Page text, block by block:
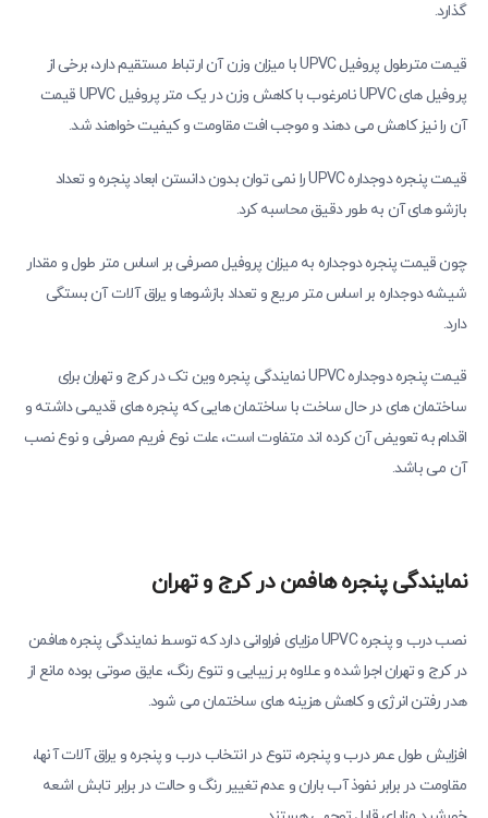
گذارد.
قیمت مترطول پروفیل UPVC با میزان وزن آن ارتباط مستقیم دارد، برخی از
پروفیل های UPVC نامرغوب با کاهش وزن در یک متر پروفیل UPVC قیمت
آن را نیز کاهش می دهند و موجب افت مقاومت و کیفیت خواهند شد.
قیمت پنجره دوجداره UPVC را نمی توان بدون دانستن ابعاد پنجره و تعداد
بازشو های آن به طور دقیق محاسبه کرد.
چون قیمت پنجره دوجداره به میزان پروفیل مصرفی بر اساس متر طول و مقدار
شیشه دوجداره بر اساس متر مریع و تعداد بازشوها و یراق آلات آن بستگی
دارد.
قیمت پنجره دوجداره UPVC نمایندگی پنجره وین تک در کرج و تهران برای
ساختمان های در حال ساخت با ساختمان هایی که پنجره های قدیمی داشته و
اقدام به تعویض آن کرده اند متفاوت است، علت نوع فریم مصرفی و نوع نصب
آن می باشد.
نمایندگی پنجره هافمن در کرج و تهران
نصب درب و پنجره UPVC مزایای فراوانی دارد که توسط نمایندگی پنجره هافمن
در کرج و تهران اجرا شده و علاوه بر زیبایی و تنوع رنگ، عایق صوتی بوده مانع از
هدر رفتن انرژی و کاهش هزینه ‌های ساختمان می شود.
افزایش طول عمر درب و پنجره، تنوع در انتخاب درب و پنجره و یراق آلات آنها،
مقاومت در برابر نفوذ آب باران و عدم تغییر رنگ و حالت در برابر تابش اشعه